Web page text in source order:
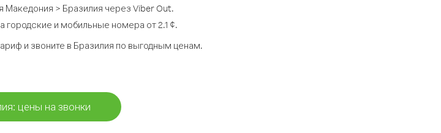
Македония > Бразилия через Viber Out.
городские и мобильные номера от 2.1 ¢.
и звоните в Бразилия по выгодным ценам.
цены на звонки